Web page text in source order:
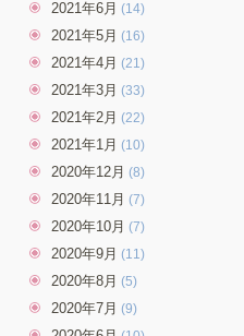
2021年6月 (14)
2021年5月 (16)
2021年4月 (21)
2021年3月 (33)
2021年2月 (22)
2021年1月 (10)
2020年12月 (8)
2020年11月 (7)
2020年10月 (7)
2020年9月 (11)
2020年8月 (5)
2020年7月 (9)